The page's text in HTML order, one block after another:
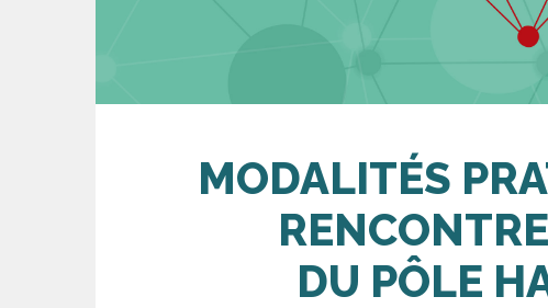
MODALITÉS
DU PÔLE